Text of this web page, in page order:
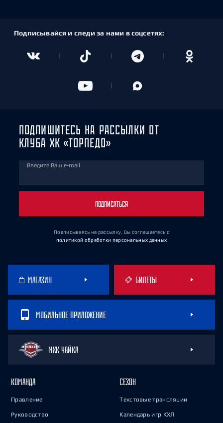
Подписывайся и следи за нами в соцсетях:
ПОДПИШИТЕСЬ НА РАССЫЛКИ ОТ
КЛУБА ХК «ТОРПЕДО»
Введите Ваш e-mail
ПОДПИСАТЬСЯ
Подписываясь на рассылку, Вы соглашаетесь с
политикой обработки персональных данных
МАГАЗИН БИЛЕТЫ
МОБИЛЬНОЕ ПРИЛОЖЕНИЕ
МХК ЧАЙКА
КОМАНДА
Правление
Руководство
СЕЗОН
Текстовые трансляции
Календарь игр КХЛ